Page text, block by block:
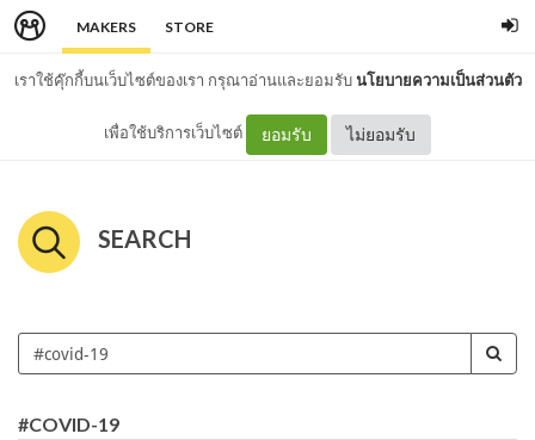
MAKERS STORE
เราใช้คุ๊กกี้บนเว็บไซต์ของเรา กรุณาอ่านและยอมรับนโยบายความเป็นส่วนตัว
เพื่อใช้บริการเว็บไซต์ ยอมรับ ไม่ยอมรับ
SEARCH
#COVID-19